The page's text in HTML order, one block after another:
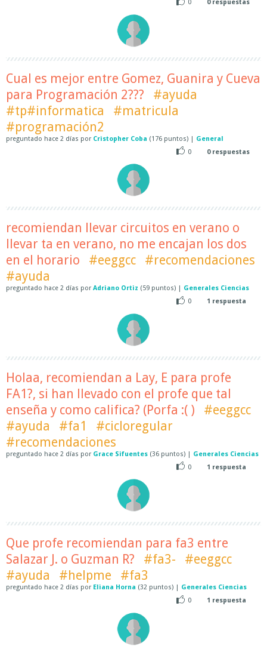
0 0respuestas
Cual es mejor entre Gomez, Guanira y Cueva
para Programación 2???
#ayuda
#tp#informatica
#matricula
#programación2
preguntado hace 2 días por Cristopher Coba (176 puntos) | General
0
0respuestas
recomiendan llevar circuitos en verano o
llevar ta en verano, no me encajan los dos
en el horario
#eeggcc
#recomendaciones
#ayuda
preguntado hace 2 días por Adriano Ortiz (59 puntos) | Generales Ciencias
0
1 respuesta
Holaa, recomiendan a Lay, E para profe
FA1?, si han llevado con el profe que tal
enseña y como califica? (Porfa :( )
#eeggcc
#ayuda
#fa1
#cicloregular
#recomendaciones
preguntado hace 2 días por Grace Sifuentes (36 puntos) | Generales Ciencias
0
1 respuesta
Que profe recomiendan para fa3 entre
Salazar J. o Guzman R?
#fa3-
#eeggcc
#ayuda
#helpme #fa3
preguntado hace 2 días por Eliana Horna (32 puntos) | Generales Ciencias
0
1 respuesta